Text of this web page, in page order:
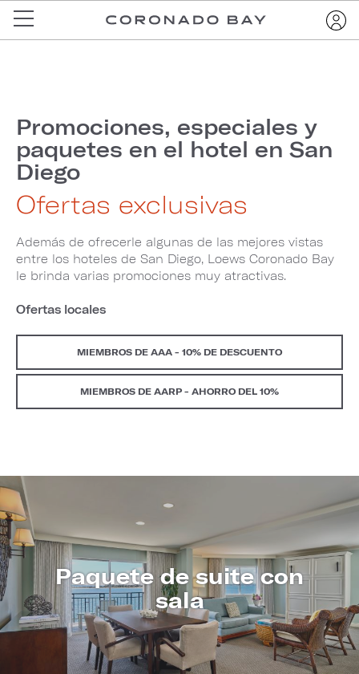
Promociones, especiales y
paquetes en el hotel en San
Diego
Ofertas exclusivas
Además de ofrecerle algunas de las mejores vistas
entre los hoteles de San Diego, Loews Coronado Bay
le brinda varias promociones muy atractivas.
Ofertas locales
MIEMBROS DE AAA - 10% DE DESCUENTO
MIEMBROS DE AARP - AHORRO DEL 10%
Paquete de suite con
sala
CONOZCA
MÁS